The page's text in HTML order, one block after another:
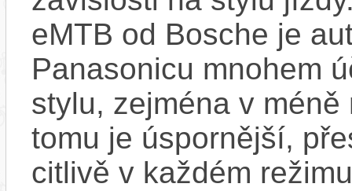
eMTB od Bosche je
Panasonicu mnohem
stylu, zejména v
tomu je úspornější,
citlivě v každém